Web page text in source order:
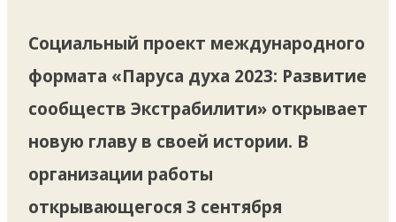
Социальный проект международного
формата «Паруса духа 2023: Развитие
сообществ Экстрабилити» открывает
новую главу в своей истории. В
организации работы
открывающегося 3 сентября